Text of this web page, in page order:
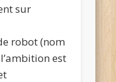
sur
robot (nom
est